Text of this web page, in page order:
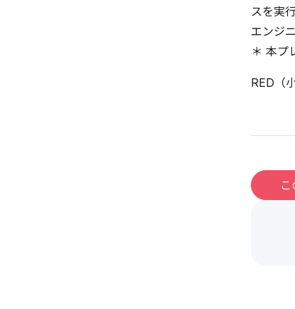
スを実
エンジ
＊ 本プ
RED（